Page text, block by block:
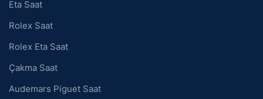
Eta Saat
Rolex Saat
Rolex Eta Saat
Çakma Saat
Audemars Piguet Saat